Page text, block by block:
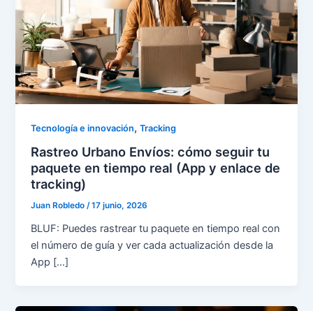
Tecnología e innovación,Tracking
Rastreo Urbano Envíos: cómo seguir tu
paquete en tiempo real (App y enlace de
tracking)
Juan Robledo/17 junio, 2026
BLUF: Puedes rastrear tu paquete en tiempo real con
el número de guía y ver cada actualización desde la
App […]